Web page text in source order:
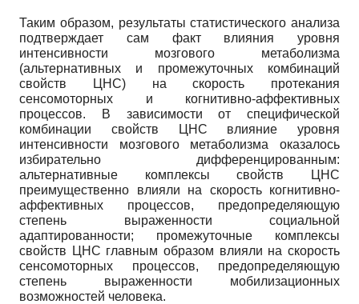
Таким образом, результаты статистического анализа
подтверждает сам факт влияния уровня
интенсивности мозгового метаболизма
(альтернативных и промежуточных комбинаций
свойств ЦНС) на скорость протекания
сенсомоторных и когнитивно-аффективных
процессов. В зависимости от специфической
комбинации свойств ЦНС влияние уровня
интенсивности мозгового метаболизма оказалось
избирательно дифференцированным:
альтернативные комплексы свойств ЦНС
преимущественно влияли на скорость когнитивно-
аффективных процессов, предопределяющую
степень выраженности социальной
адаптированности; промежуточные комплексы
свойств ЦНС главным образом влияли на скорость
сенсомоторных процессов, предопределяющую
степень выраженности мобилизационных
возможностей человека.